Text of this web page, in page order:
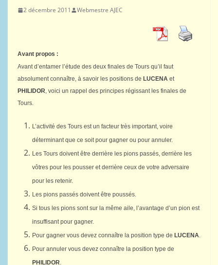
2 décembre 2011 Webmestre AJEC
Avant propos :
Avant d’entamer l’étude des deux finales de Tours qu’il faut
absolument connaître, à savoir les positions de LUCENA et
PHILIDOR, voici un rappel des principes régissant les finales de
Tours.
L’activité des Tours est un facteur très important, voire
déterminant que ce soit pour gagner ou pour annuler.
Les Tours doivent être derrière les pions passés, derrière les
vôtres pour les pousser et derrière ceux de votre adversaire
pour les retenir.
Les pions passés doivent être poussés.
Si tous les pions sont sur la même aile, l’avantage d’un pion est
insuffisant pour gagner.
Pour gagner vous devez connaître la position type de LUCENA.
Pour annuler vous devez connaître la position type de
PHILIDOR.